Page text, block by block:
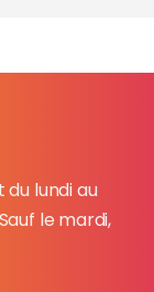
du lundi au
le mardi,